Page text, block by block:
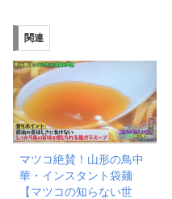
関連
マツコ絶賛！山形の鳥中
華・インスタント袋麺
【マツコの知らない世